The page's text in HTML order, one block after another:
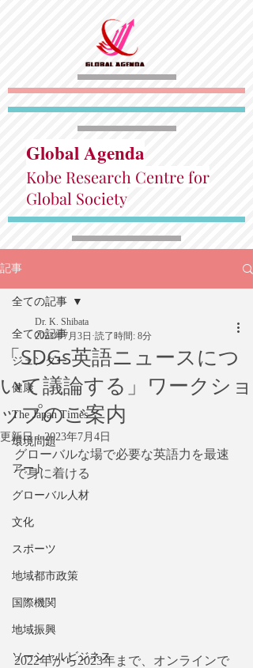
Global Agenda
Kobe Research Centre for
Global Society
記事
全ての記事
ジェンダー
健康
The Japan Times
環境問題
アート
グローバル人材
文化
スポーツ
地域都市政策
国際機関
地域振興
ソーシャルビジネス
全ての記事
「SDGs英語ニュースにつ
いて議論する」ワークショ
ップのご案内
Dr. K. Shibata
2023年7月3日 読了時間: 8分
更新日：2023年7月4日
グローバルな場で必要な英語力を最速
で身に着ける
2022年から2023年まで、オンラインで